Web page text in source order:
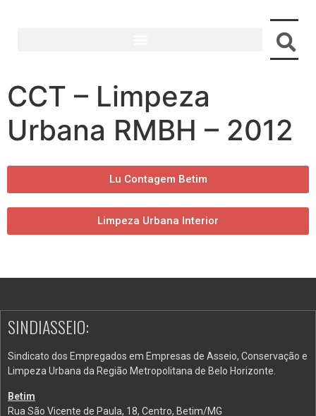
CCT – Limpeza
Urbana RMBH – 2012
Lu Contagem Betim
Limpeza Urbana Interior
SINDIASSEIO:
Sindicato dos Empregados em Empresas de Asseio, Conservação e
Limpeza Urbana da Região Metropolitana de Belo Horizonte.
Betim
Rua São Vicente de Paula, 18, Centro, Betim/MG